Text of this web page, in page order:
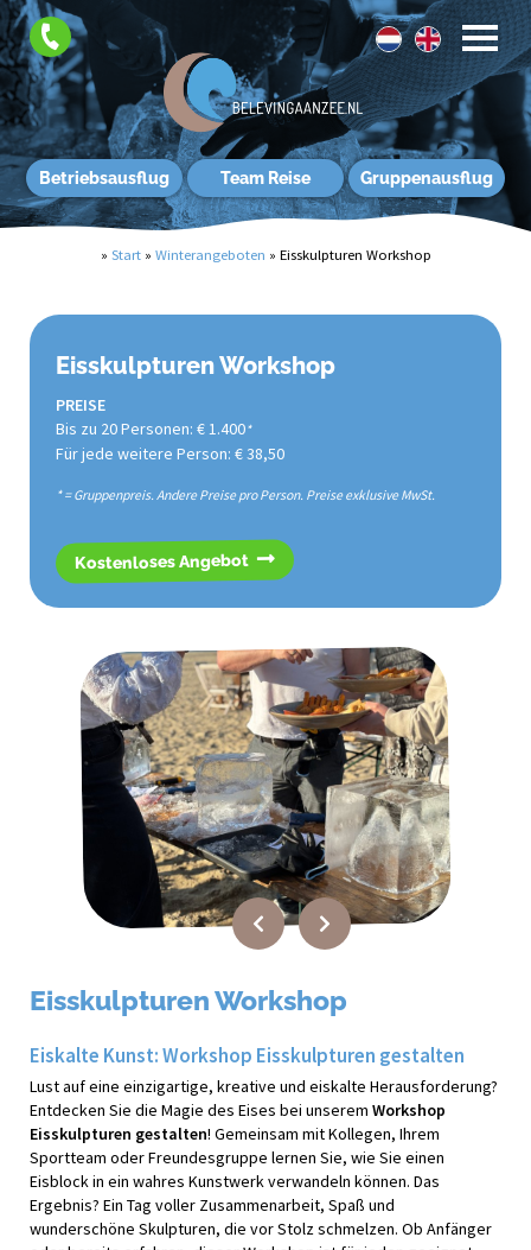
Betriebsausflug Team Reise Gruppenausflug
» Start » Winterangeboten » Eisskulpturen Workshop
Eisskulpturen Workshop
PREISE
Bis zu 20 Personen: € 1.400*
Für jede weitere Person: € 38,50
* = Gruppenpreis. Andere Preise pro Person. Preise exklusive MwSt.
Kostenloses Angebot
Eisskulpturen Workshop
Eiskalte Kunst: Workshop Eisskulpturen gestalten
Lust auf eine einzigartige, kreative und eiskalte Herausforderung?
Entdecken Sie die Magie des Eises bei unserem Workshop
Eisskulpturen gestalten! Gemeinsam mit Kollegen, Ihrem
Sportteam oder Freundesgruppe lernen Sie, wie Sie einen
Eisblock in ein wahres Kunstwerk verwandeln können. Das
Ergebnis? Ein Tag voller Zusammenarbeit, Spaß und
wunderschöne Skulpturen, die vor Stolz schmelzen. Ob Anfänger